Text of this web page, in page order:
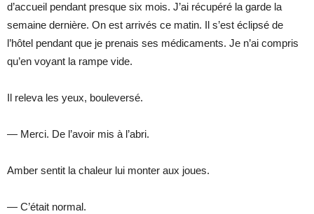
d’accueil pendant presque six mois. J’ai récupéré la garde la
semaine dernière. On est arrivés ce matin. Il s’est éclipsé de
l’hôtel pendant que je prenais ses médicaments. Je n’ai compris
qu’en voyant la rampe vide.
Il releva les yeux, bouleversé.
— Merci. De l’avoir mis à l’abri.
Amber sentit la chaleur lui monter aux joues.
— C’était normal.